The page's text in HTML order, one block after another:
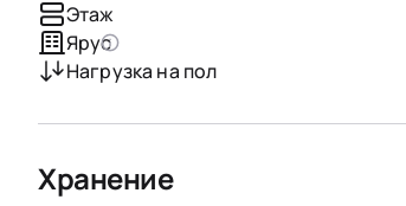
Этаж
Ярус
Нагрузка на пол
Хранение